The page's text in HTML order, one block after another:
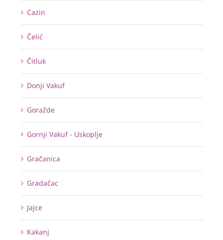
Cazin
Čelić
Čitluk
Donji Vakuf
Goražde
Gornji Vakuf - Uskoplje
Gračanica
Gradačac
Jajce
Kakanj